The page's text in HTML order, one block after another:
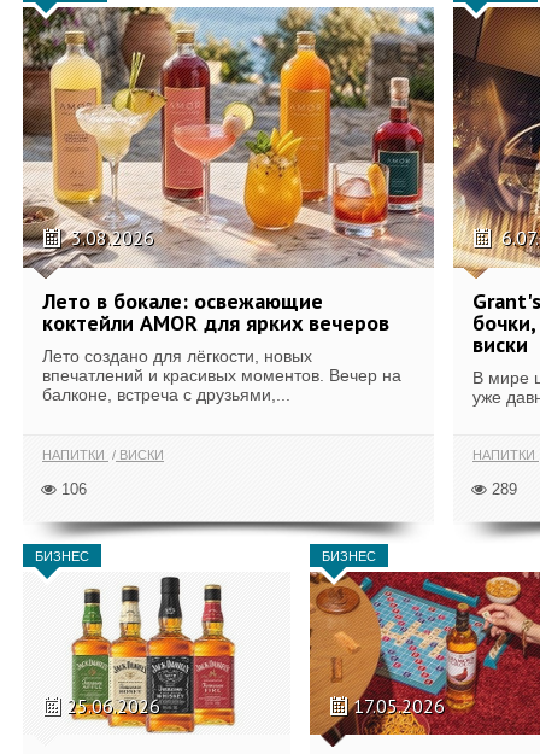
3.08.2026
Лето в бокале: освежающие
коктейли AMOR для ярких вечеров
Лето создано для лёгкости, новых
впечатлений и красивых моментов. Вечер на
балконе, встреча с друзьями,...
НАПИТКИ ВИСКИ
106
виски
В мире
уже
НАПИТКИ
289
БИЗНЕС
25.06.2026
БИЗНЕС
17.05.2026